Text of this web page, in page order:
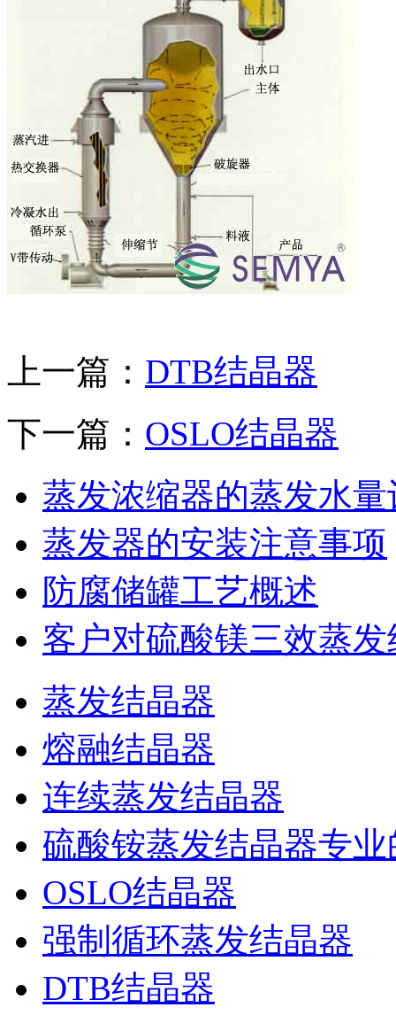
上一篇： DTB结晶器
下一篇： OSLO结晶器
蒸发浓缩器的蒸发水量
蒸发器的安装注意事项
防腐储罐工艺概述
客户对硫酸镁三效蒸
蒸发结晶器
熔融结晶器
连续蒸发结晶器
硫酸铵蒸发结晶器专
OSLO结晶器
强制循环蒸发结晶器
DTB结晶器